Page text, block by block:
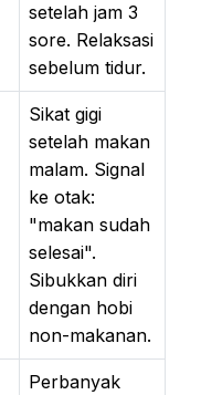
setelah jam 3
sore. Relaksasi
sebelum tidur.
Sikat gigi
setelah makan
malam. Signal
ke otak:
"makan sudah
selesai".
Sibukkan diri
dengan hobi
non-makanan.
Perbanyak